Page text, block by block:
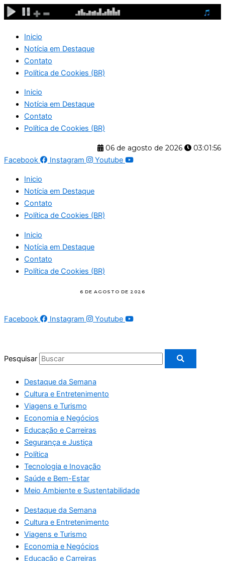
Ir
para
conteúdo
Inicio
Notícia em Destaque
Contato
Política de Cookies (BR)
Inicio
Notícia em Destaque
Contato
Política de Cookies (BR)
06 de agosto de 2026
03:01:57
Facebook
Instagram Youtube
Inicio
Notícia em Destaque
Contato
Política de Cookies (BR)
Inicio
Notícia em Destaque
Contato
Política de Cookies (BR)
Facebook Instagram Youtube
Pesquisar
Destaque da Semana
Cultura e Entretenimento
Viagens e Turismo
Economia e Negócios
Educação e Carreiras
Segurança e Justiça
Política
Tecnologia e Inovação
Saúde e Bem-Estar
Meio Ambiente e Sustentabilidade
Destaque da Semana
Cultura e Entretenimento
Viagens e Turismo
Economia e Negócios
Educação e Carreiras